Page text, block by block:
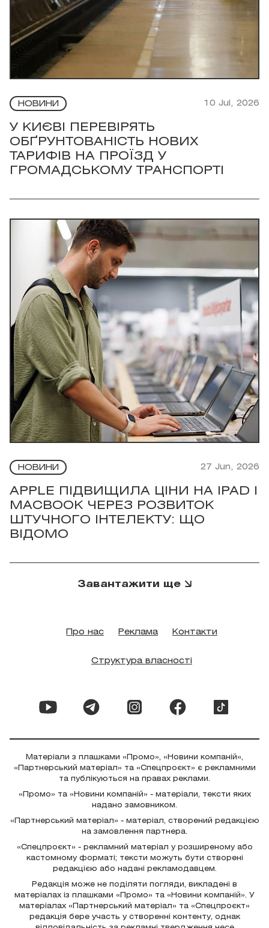
НОВИНИ 10 Jul, 2026
У КИЄВІ ПЕРЕВІРЯТЬ
ОБҐРУНТОВАНІСТЬ НОВИХ
ТАРИФІВ НА ПРОЇЗД У
ГРОМАДСЬКОМУ ТРАНСПОРТІ
НОВИНИ 27 Jun, 2026
APPLE ПІДВИЩИЛА ЦІНИ НА IPAD І
MACBOOK ЧЕРЕЗ РОЗВИТОК
ШТУЧНОГО ІНТЕЛЕКТУ: ЩО
ВІДОМО
Завантажити ще
Про нас Реклама Контакти
Структура власності
Матеріали з плашками «Промо», «Новини компаній»,
«Партнерський матеріал» та «Спецпроєкт» є рекламними
та публікуються на правах реклами.
«Промо» та «Новини компаній» - матеріали, тексти яких
надано замовником.
«Партнерський матеріал» - матеріал, створений редакцією
на замовлення партнера.
«Спецпроєкт» - рекламний матеріал у розширеному або
кастомному форматі; тексти можуть бути створені
редакцією або надані рекламодавцем.
Редакція може не поділяти погляди, викладені в
матеріалах із плашками «Промо» та «Новини компаній». У
матеріалах «Партнерський матеріал» та «Спецпроєкт»
редакція бере участь у створенні контенту, однак